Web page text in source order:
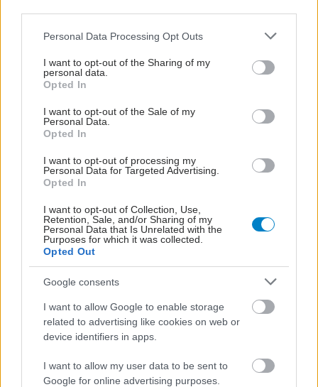
Please note that this website/app uses one or more Google
not limited to your visit or usage behaviour. You may click to
grant or deny consent to Google and its third-party tags to
use your data for below specified purposes in below Google
consent section.
Personal Data Processing Opt Outs
I want to opt-out of the Sharing of my
personal data.
Opted In
I want to opt-out of the Sale of my
Personal Data.
Opted In
I want to opt-out of processing my
Personal Data for Targeted Advertising.
Opted In
I want to opt-out of Collection, Use,
Retention, Sale, and/or Sharing of my
Personal Data that Is Unrelated with the
Purposes for which it was collected.
Opted Out
Google consents
I want to allow Google to enable storage
related to advertising like cookies on web or
device identifiers in apps.
I want to allow my user data to be sent to
Google for online advertising purposes.